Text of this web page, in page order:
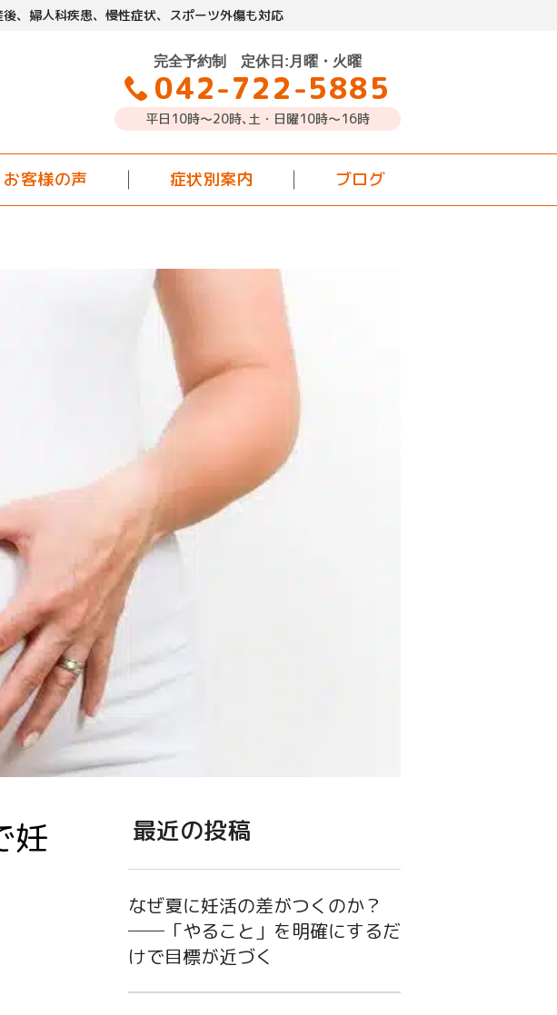
、 婦人科疾患、慢性症状、スポーツ外傷も対応
完全予約制 定休日:月曜・火曜
042-722-5885
平日10時～20時､土・日曜10時〜16時
お客様の声 症状別案内 ブログ
妊
最近の投稿
なぜ夏に妊活の差がつくのか？
──「やること」を明確にするだ
けで目標が近づく